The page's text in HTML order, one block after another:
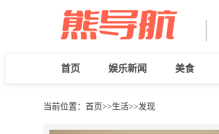
首页 娱乐新闻 美食
当前位置： 首页>>生活>>发现